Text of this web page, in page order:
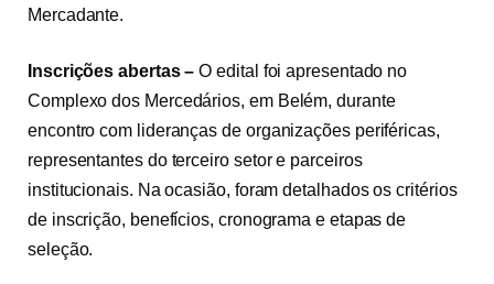
Mercadante.
Inscrições abertas – O edital foi apresentado no
Complexo dos Mercedários, em Belém, durante
encontro com lideranças de organizações periféricas,
representantes do terceiro setor e parceiros
institucionais. Na ocasião, foram detalhados os critérios
de inscrição, benefícios, cronograma e etapas de
seleção.